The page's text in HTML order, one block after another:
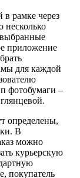
в рамке через
несколько
выбранные
приложение
для каждой
фотобумаги –
определены,
В
можно
курьерскую
покупатель